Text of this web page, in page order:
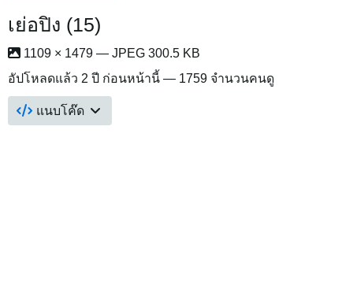
เย่อปิง (15)
1109 × 1479 — JPEG 300.5 KB
อัปโหลดแล้ว 2 ปี ก่อนหน้านี้ — 1759 จำนวนคนดู
แนบโค๊ด